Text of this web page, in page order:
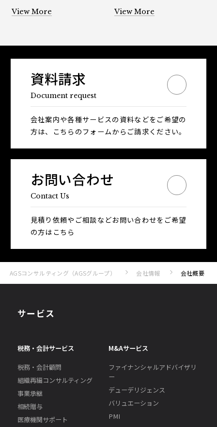
View More View More
資料請求
Document request
会社案内や各種サービスの資料などをご希望の
方は、こちらのフォームからご請求ください。
お問い合わせ
Contact Us
見積り依頼やご相談などお問い合わせを ご希望
の方はこちら
AGSコンサルティング（AGSグループ） 会社情報 会社概要
サービス
税務・会計サービス
税務・会計顧問
組織再編コンサルティング
事業承継
相続贈与
医療機関サポート
M&Aサービス
ファイナンシャルアドバイザリ
ー
デューデリジェンス
バリュエーション
PMI